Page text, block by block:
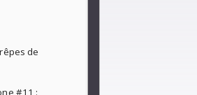
de
#11 :